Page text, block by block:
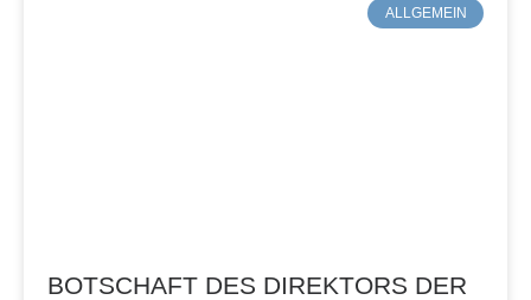
ALLGEMEIN
BOTSCHAFT DES DIREKTORS DER